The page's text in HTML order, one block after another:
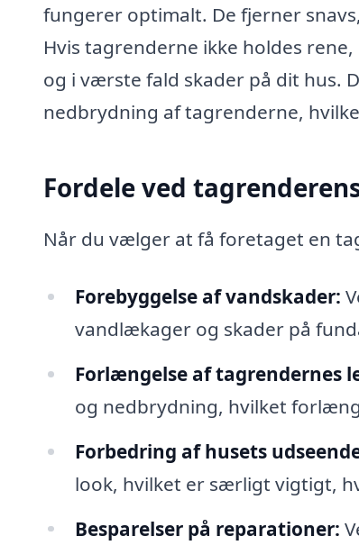
fungerer optimalt. De fjerner
Hvis tagrenderne ikke holdes
og i værste fald skader på dit hus.
nedbrydning af tagrenderne,
Fordele ved
Når du vælger at få foretaget en
Forebyggelse af vandskader:
vandlækager og skader på
Forlængelse af tagrendernes
og nedbrydning, hvilket
Forbedring af husets
look, hvilket er særligt vigtigt,
Besparelser på reparationer: